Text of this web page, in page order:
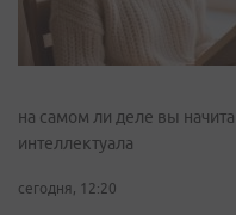
на самом ли деле вы
интеллектуала
сегодня, 12:20